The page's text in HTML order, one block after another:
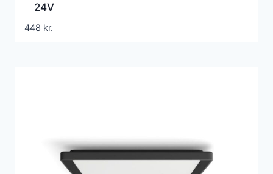
24V
448 kr.